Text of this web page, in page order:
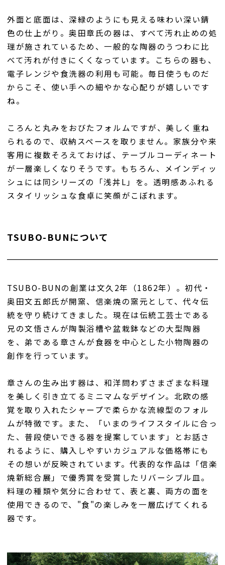
外面と底面は、深緑のようにも見える味わい深い錆
色の仕上がり。奥田章氏の器は、すべて汚れ止めの処
理が施されているため、一般的な陶器のうつわに比
べて汚れが付きにくくなっています。こちらの器も、
電子レンジや食洗器の利用も可能。毎日使うものだ
からこそ、使い手への細やかな心配りが嬉しいです
ね。
ころんと丸みをおびたフォルムですが、美しく重ね
られるので、収納スペースを取りません。家族分や来
客用に複数そろえておけば、テーブルコーディネート
が一層楽しくなりそうです。もちろん、メインディッ
シュには同シリーズの「浅丼L」を。透明感あふれる
スタイリッシュな食卓に笑顔がこぼれます。
TSUBO-BUNについて
TSUBO-BUNの創業は文久2年（1862年）。初代・
奥田文五郎氏が開窯、信楽焼の窯元として、代々伝
統を守り続けてきました。現在は伝統工芸士である
兄の文悟さんが陶製浴槽や盆栽鉢などの大型陶器
を、弟である章さんが食器を中心とした小物陶器の
創作を行っています。
章さんの生み出す器は、和洋問わずさまざまな料理
を美しく引き立てるミニマムなデザイン。北欧の感
覚を取り入れたシャープで柔らかな流線型のフォル
ムが特徴です。また、「いまのライフスタイルに合っ
た、普段使いできる器を提案しています」とお話さ
れるように、購入しやすいカジュアルな価格帯にも
その想いが反映されています。代表的な作品は「信楽
焼新総合展」で優秀賞を受賞したリバーシブル皿。
料理の種類や気分に合わせて、表と裏、両方の面を
使用できるので、"食"の楽しみを一層広げてくれる
器です。